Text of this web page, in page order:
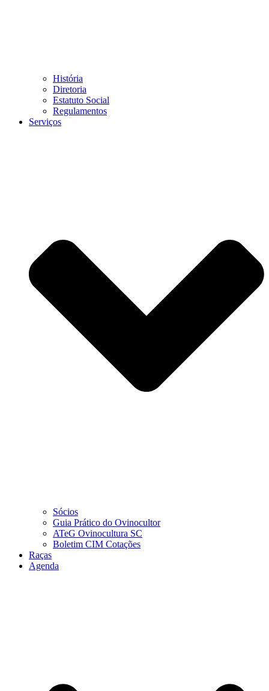
História
Diretoria
Estatuto Social
Regulamentos
Serviços
Sócios
Guia Prático do Ovinocultor
ATeG Ovinocultura SC
Boletim CIM Cotações
Raças
Agenda